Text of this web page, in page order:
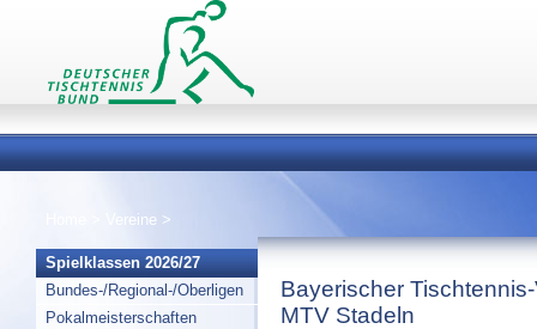
Vereine >
Spielklassen 2026/27
Bundes-/Regional-/Oberligen
Pokalmeisterschaften
Bayerischer
MTV Stadeln